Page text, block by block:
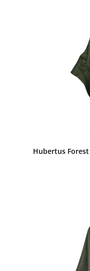
Hubertus